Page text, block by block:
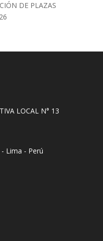
DE PLAZAS
LOCAL N° 13
Lima - Perú